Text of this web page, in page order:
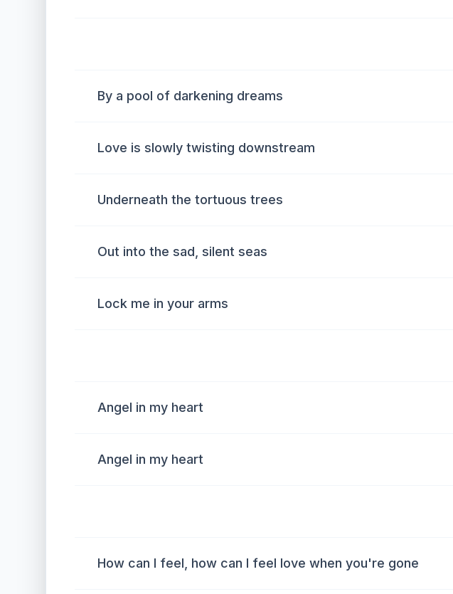
By a pool of darkening dreams
Love is slowly twisting downstream
Underneath the tortuous trees
Out into the sad, silent seas
Lock me in your arms
Angel in my heart
Angel in my heart
How can I feel, how can I feel love when you're gone